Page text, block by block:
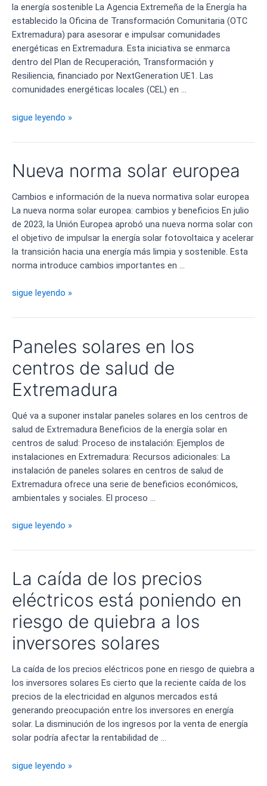
la energía sostenible La Agencia Extremeña de la Energía ha
establecido la Oficina de Transformación Comunitaria (OTC
Extremadura) para asesorar e impulsar comunidades
energéticas en Extremadura. Esta iniciativa se enmarca
dentro del Plan de Recuperación, Transformación y
Resiliencia, financiado por NextGeneration UE1. Las
comunidades energéticas locales (CEL) en …
Comunidades
locales
Extremadura
sigue leyendo »
Nueva norma solar europea
Cambios e información de la nueva normativa solar europea
La nueva norma solar europea: cambios y beneficios En julio
de 2023, la Unión Europea aprobó una nueva norma solar con
el objetivo de impulsar la energía solar fotovoltaica y acelerar
la transición hacia una energía más limpia y sostenible. Esta
norma introduce cambios importantes en …
Nueva
solar
sigue leyendo »
Paneles solares en los
centros de salud de
Extremadura
Qué va a suponer instalar paneles solares en los centros de
salud de Extremadura Beneficios de la energía solar en
centros de salud: Proceso de instalación: Ejemplos de
instalaciones en Extremadura: Recursos adicionales: La
instalación de paneles solares en centros de salud de
Extremadura ofrece una serie de beneficios económicos,
ambientales y sociales. El proceso …
Paneles
en
centros
salud
de
Extremadura
sigue leyendo »
La caída de los precios
eléctricos está poniendo en
riesgo de quiebra a los
inversores solares
La caída de los precios eléctricos pone en riesgo de quiebra a
los inversores solares Es cierto que la reciente caída de los
precios de la electricidad en algunos mercados está
generando preocupación entre los inversores en energía
solar. La disminución de los ingresos por la venta de energía
solar podría afectar la rentabilidad de …
La
sigue leyendo »